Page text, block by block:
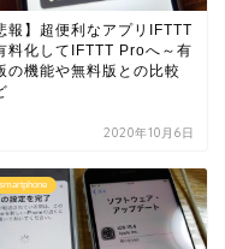
報】超便利なアプリIFTTT
料化してIFTTT Proへ～有
の機能や無料版との比較
2020年10月6日